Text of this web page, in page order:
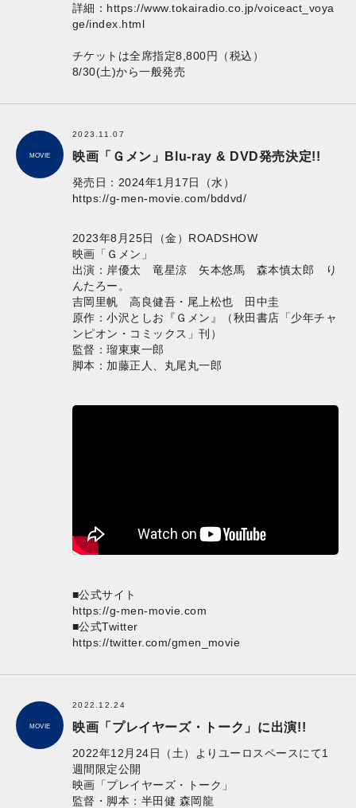
詳細： https://www.tokairadio.co.jp/voiceact_voya
ge/index.html
チケットは全席指定8,800円（税込）
8/30(土)から一般発売
MOVIE
2023.11.07
映画「Ｇメン」Blu-ray & DVD発売決定!!
発売日：2024年1月17日（水）
​https://g-men-movie.com/bddvd/
2023年8月25日（金）ROADSHOW
映画「Ｇメン」
出演：岸優太 竜星涼 矢本悠馬 森本慎太郎 り
んたろー。
吉岡里帆 高良健吾・尾上松也 田中圭
原作：小沢としお『Ｇメン』（秋田書店「少年チャ
ンピオン・コミックス」刊）
監督：瑠東東一郎
脚本：加藤正人、丸尾丸一郎
■公式サイト
https://g-men-movie.com
■公式Twitter
https://twitter.com/gmen_movie
MOVIE
2022.12.24
映画「プレイヤーズ・トーク」に出演!!
2022年12月24日（土）よりユーロスペースにて1
週間限定公開
映画「プレイヤーズ・トーク」
監督・脚本：半田健 森岡龍